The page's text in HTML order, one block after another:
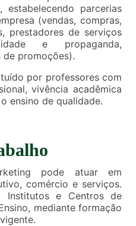
estabelecendo parcerias
(vendas, compras,
prestadores de serviços
e propaganda,
promoções).
por professores com
vivência acadêmica
ensino de qualidade.
pode atuar em
comércio e serviços.
Institutos e Centros de
mediante formação